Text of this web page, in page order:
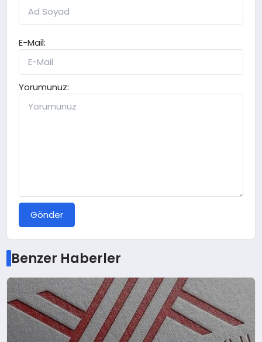
E-Mail:
Yorumunuz:
Gönder
Benzer Haberler